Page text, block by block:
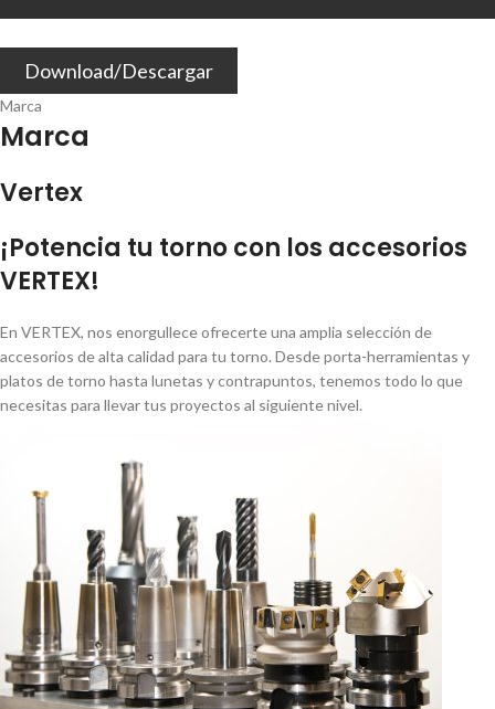
Download/Descargar
Marca
Marca
Vertex
¡Potencia tu torno con los accesorios
VERTEX!
En VERTEX, nos enorgullece ofrecerte una amplia selección de
accesorios de alta calidad para tu torno. Desde porta-herramientas y
platos de torno hasta lunetas y contrapuntos, tenemos todo lo que
necesitas para llevar tus proyectos al siguiente nivel.